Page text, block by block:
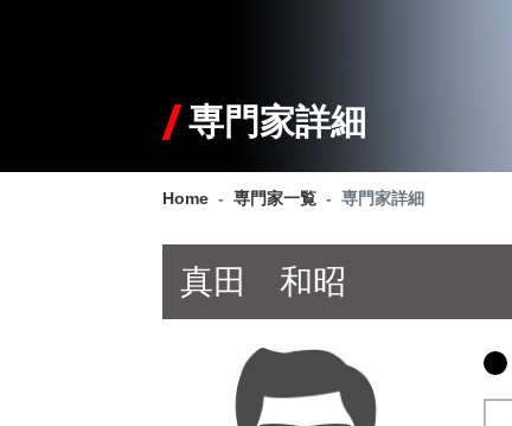
専門家詳細
Home 専門家一覧 専門家詳細
真田 和昭